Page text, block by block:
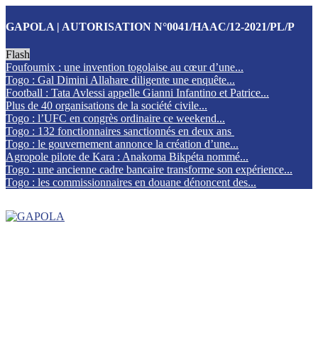
GAPOLA | AUTORISATION N°0041/HAAC/12-2021/PL/P
Flash
Foufoumix : une invention togolaise au cœur d’une...
Togo : Gal Dimini Allahare diligente une enquête...
Football : Tata Avlessi appelle Gianni Infantino et Patrice...
Plus de 40 organisations de la société civile...
Togo : l’UFC en congrès ordinaire ce weekend...
Togo : 132 fonctionnaires sanctionnés en deux ans
Togo : le gouvernement annonce la création d’une...
Agropole pilote de Kara : Anakoma Bikpéta nommé...
Togo : une ancienne cadre bancaire transforme son expérience...
Togo : les commissionnaires en douane dénoncent des...